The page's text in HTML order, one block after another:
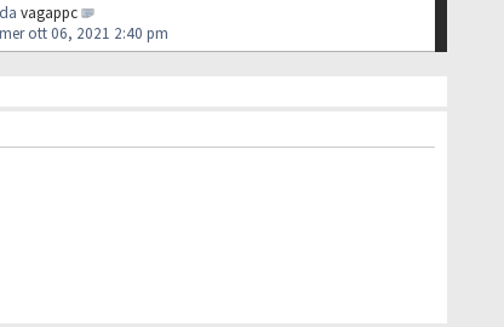
da vagappc
mer ott 06, 2021 2:40 pm